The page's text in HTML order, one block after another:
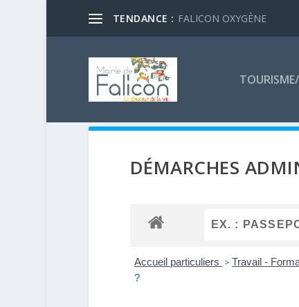
TENDANCE : FALICON OXYGÈNE
DÉMARCHES
Accueil particuliers > Travail -
?